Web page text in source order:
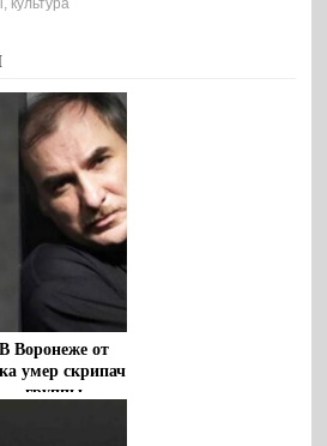
В Воронеже от
умер скрипач
группы